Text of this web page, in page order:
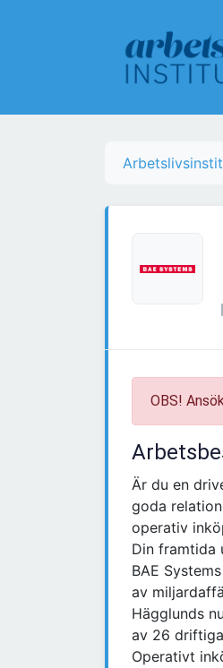
OBS!
Är du en
goda
operativ
Din framtida
BAE
av
Hägglunds
av 26
Operativt